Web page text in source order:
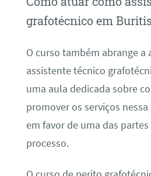
grafotécnico em
O curso também abrange a
assistente técnico
uma aula dedicada sobre
promover os serviços
em favor de uma das
processo.